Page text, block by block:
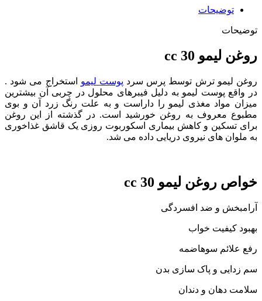
توضیحات
توضیحات
روغن لیمو 30 cc
روغن لیمو ترش توسط پرس سرد پوست لیمو استخراج می شود .
در واقع پوست لیمو به دلیل فیبرهای محلول در چربی آن بیشترین
میزان مواد مغذی لیمو را داراست و به علت رنگ زرد آن و بوی
مطبوع معروف به روغن خورشید است. در گذشته از این روغن
برای تسکین و کاهش بیماری اسکوربوت روزی یک قاشق غذاخوری
به ملوان های نیروی دریایی داده می شد.
خواص روغن لیمو 30 cc
آرامبخش و ضد افسردگی
بهبود کیفیت خواب
رفع علائم سوهاضمه
سم زدایی و پاک سازی بدن
سلامت دهان و دندان